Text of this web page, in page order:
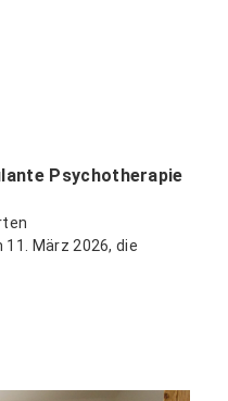
Psychotherapie
März 2026, die